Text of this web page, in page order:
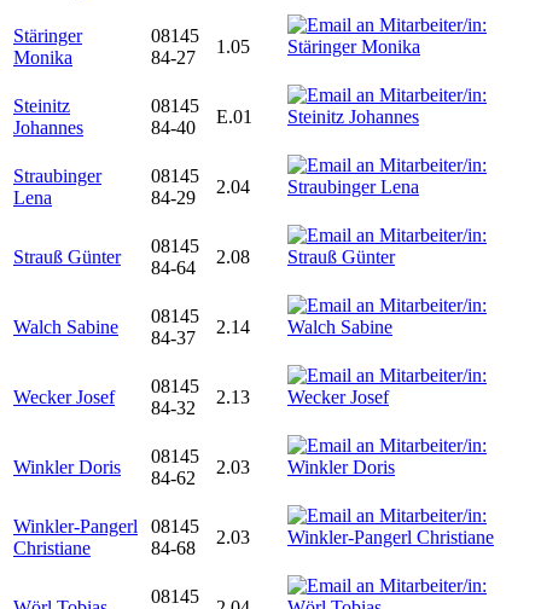
Stäringer
Monika
08145
84-27
1.05
Steinitz
Johannes
08145
84-40
E.01
Straubinger
Lena
08145
84-29
2.04
Strauß Günter
08145
84-64
2.08
Walch Sabine
08145
84-37
2.14
Wecker Josef
08145
84-32
2.13
Winkler Doris
08145
84-62
2.03
Winkler-Pangerl
Christiane
08145
84-68
2.03
08145